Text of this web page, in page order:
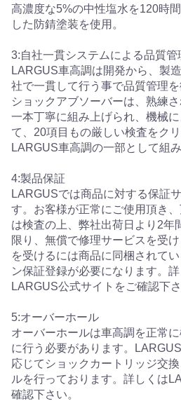
高濃度な5%の中性塩水を120時
した防錆塗装を使用。
3:自社一貫システムによる品質管
LARGUS車高調は開発から、製
社で一貫して行う事で品質管理
ショックアブソーバーは、熟練
一本丁寧に組み上げられ、機械
て、20項目もの厳しい検査をク
LARGUS車高調の一部として組
4:製品保証
LARGUSでは商品に対する保証
す。お客様が正常にご使用頂き
は検査の上、弊社出荷日より2年
限り、無償で修理サービスを受
を受けるには商品に同梱されて
ン保証登録が必要になります。
LARGUS公式サイトをご確認下さ
5:オーバーホール
オーバーホールは車高調を正常
に行う必要があります。
応じてショックカートリッジ交
ルを行っております。詳しくは
確認下さい。